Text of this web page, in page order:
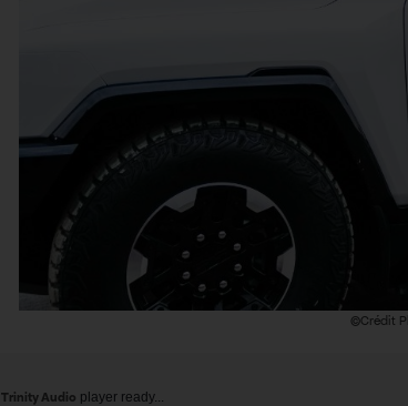
©Crédit
Trinity Audio player ready...